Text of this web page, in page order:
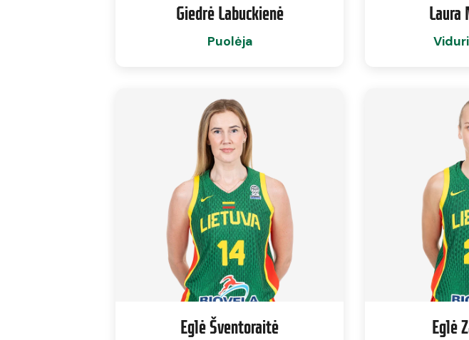
Giedrė Labuckienė
Puolėja
Laura
Eglė Šventoraitė Eglė